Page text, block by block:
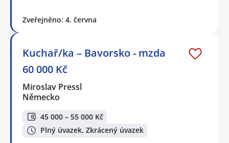
Zveřejněno: 4. června
Kuchař/ka – Bavorsko - mzda
60 000 Kč
Miroslav Pressl
Německo
45 000 – 55 000 Kč
Plný úvazek, Zkrácený úvazek